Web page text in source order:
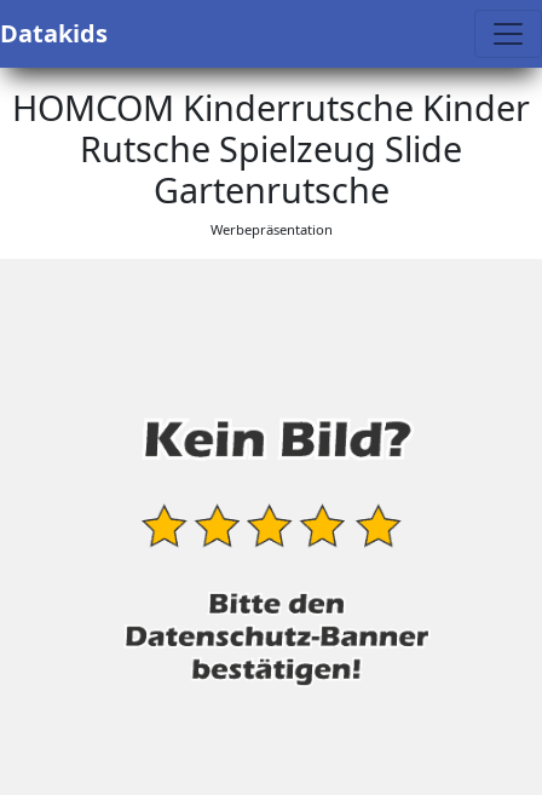
Datakids
HOMCOM Kinderrutsche Kinder
Rutsche Spielzeug Slide
Gartenrutsche
Werbepräsentation